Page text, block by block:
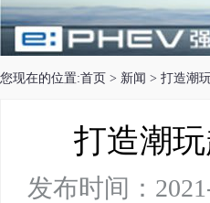
您现在的位置:首页 > 新闻 > 打造潮
打造潮
发布时间：